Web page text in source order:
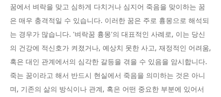
꿈에서 벼락을 맞고 심하게 다치거나 심지어 죽음을 맞이하는 꿈
은 매우 충격적일 수 있습니다. 이러한 꿈은 주로 흉몽으로 해석되
는 경우가 많습니다. '벼락꿈 흉몽'의 대표적인 사례로, 이는 당신
의 건강에 적신호가 켜졌거나, 예상치 못한 사고, 재정적인 어려움,
혹은 대인 관계에서의 심각한 갈등을 겪을 수 있음을 암시합니다.
죽는 꿈이라고 해서 반드시 현실에서 죽음을 의미하는 것은 아니
며, 기존의 삶의 방식이나 관계, 혹은 어떤 중요한 부분에 있어서